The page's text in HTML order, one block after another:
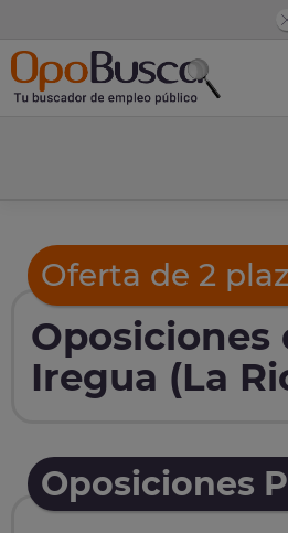
Oferta de 2
Oposiciones
Iregua (La
Oposiciones